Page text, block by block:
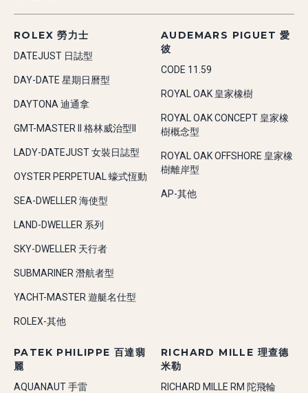
ROLEX 勞力士
DATEJUST 日誌型
DAY-DATE 星期日曆型
DAYTONA 迪通拿
GMT-MASTER II 格林威治型II
LADY-DATEJUST 女裝日誌型
OYSTER PERPETUAL 蠔式恆動
SEA-DWELLER 海使型
LAND-DWELLER 系列
SKY-DWELLER 天行者
SUBMARINER 潛航者型
YACHT-MASTER 遊艇名仕型
ROLEX-其他
AUDEMARS PIGUET 愛
彼
CODE 11.59
ROYAL OAK 皇家橡樹
ROYAL OAK CONCEPT 皇家橡
樹概念型
ROYAL OAK OFFSHORE 皇家橡
樹離岸型
AP-其他
PATEK PHILIPPE 百達翡
麗
AQUANAUT 手雷
RICHARD MILLE 理查德
米勒
RICHARD MILLE RM 陀飛輪